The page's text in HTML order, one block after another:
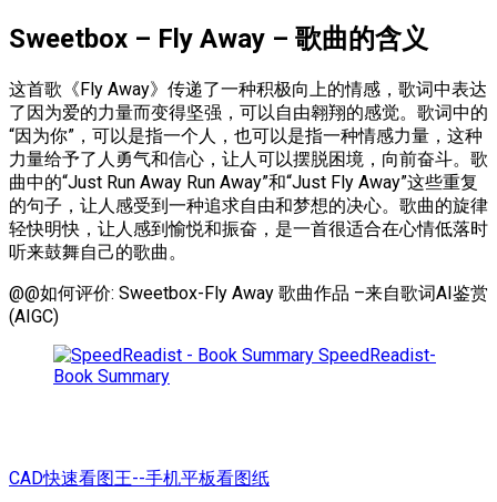
Sweetbox – Fly Away – 歌曲的含义
这首歌《Fly Away》传递了一种积极向上的情感，歌词中表达
了因为爱的力量而变得坚强，可以自由翱翔的感觉。歌词中的
“因为你”，可以是指一个人，也可以是指一种情感力量，这种
力量给予了人勇气和信心，让人可以摆脱困境，向前奋斗。歌
曲中的“Just Run Away Run Away”和“Just Fly Away”这些重复
的句子，让人感受到一种追求自由和梦想的决心。歌曲的旋律
轻快明快，让人感到愉悦和振奋，是一首很适合在心情低落时
听来鼓舞自己的歌曲。
@@如何评价: Sweetbox-Fly Away 歌曲作品 –来自歌词AI鉴赏
(AIGC)
SpeedReadist-
Book Summary
CAD快速看图王--手机平板看图纸